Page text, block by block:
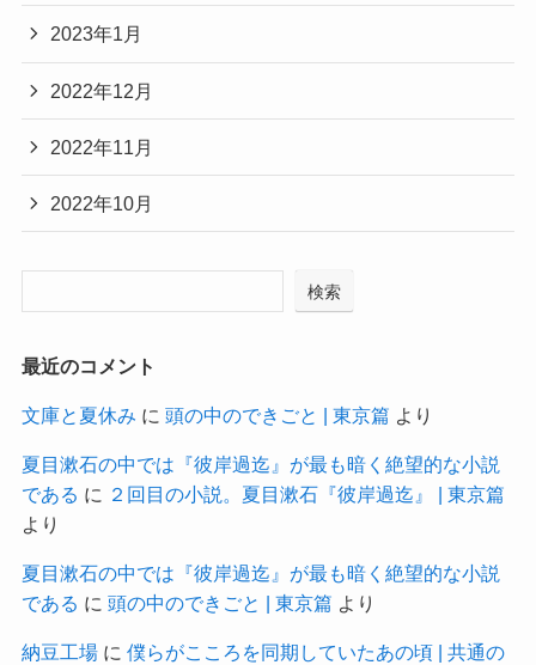
2023年1月
2022年12月
2022年11月
2022年10月
検索
最近のコメント
文庫と夏休み に 頭の中のできごと | 東京篇 より
夏目漱石の中では『彼岸過迄』が最も暗く絶望的な小説
である に ２回目の小説。夏目漱石『彼岸過迄』 | 東京篇
より
夏目漱石の中では『彼岸過迄』が最も暗く絶望的な小説
である に 頭の中のできごと | 東京篇 より
納豆工場に 僕らがこころを同期していたあの頃 | 共通の